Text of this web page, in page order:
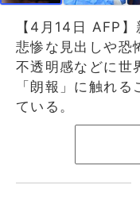
【4月14日 AFP
悲惨な見出しや恐
不透明感などに世
「朗報」に触れ
ている。